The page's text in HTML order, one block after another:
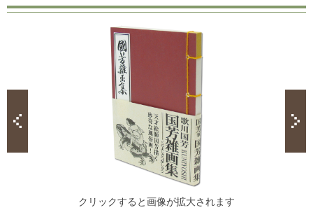
クリックすると画像が拡大されます